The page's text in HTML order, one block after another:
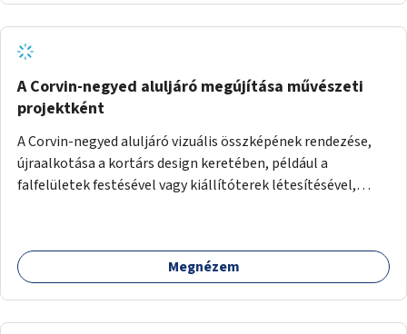
A Corvin-negyed aluljáró megújítása művészeti
projektként
A Corvin-negyed aluljáró vizuális összképének rendezése,
újraalkotása a kortárs design keretében, például a
falfelületek festésével vagy kiállítóterek létesítésével,
bemutatkozásra, szélesebb körben való ismertségre.
Megnézem